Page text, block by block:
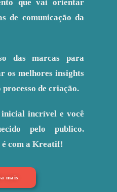
que vai orientar
de comunicação da
das marcas para
os melhores insights
de criação.
incrível e você
pelo publico.
é com a Kreatif!
mais